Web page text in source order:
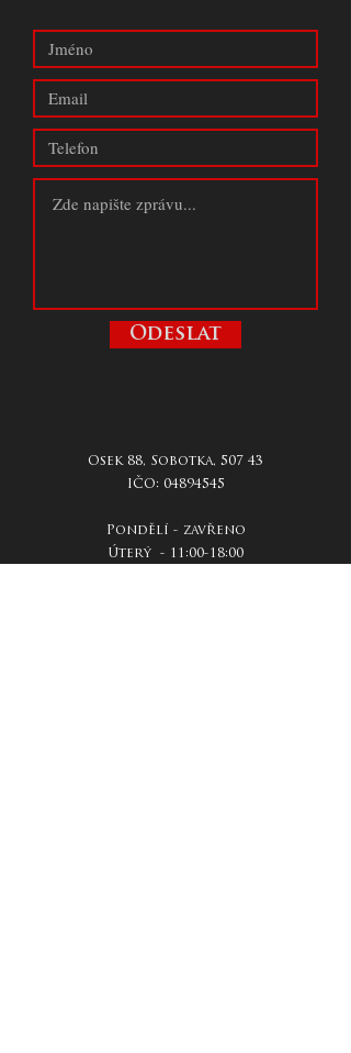
Odeslat
Osek 88, Sobotka, 507 43
IČO: 04894545
Pondělí - zavřeno
Úterý - 11:00-18:00